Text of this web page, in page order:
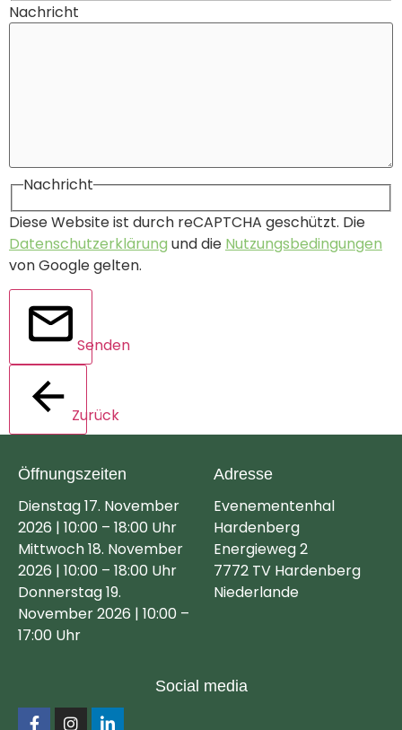
Nachricht
Nachricht
Diese Website ist durch reCAPTCHA geschützt. Die
Datenschutzerklärung und die Nutzungsbedingungen
von Google gelten.
Senden
Zurück
Öffnungszeiten
Dienstag 17. November
2026 | 10:00 – 18:00 Uhr
Mittwoch 18. November
2026 | 10:00 – 18:00 Uhr
Donnerstag 19.
November 2026 | 10:00 –
17:00 Uhr
Adresse
Evenementenhal
Hardenberg
Energieweg 2
7772 TV Hardenberg
Niederlande
Social media